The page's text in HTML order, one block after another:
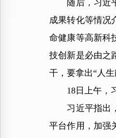
随后，习近平
成果转化等情况
命健康等高新科
技创新是必由之
干，要拿出“人
18日上午，习
习近平指出，
平台作用，加强